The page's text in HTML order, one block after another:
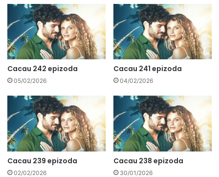
Cacau 242 epizoda
05/02/2026
Cacau 241 epizoda
04/02/2026
Cacau 239 epizoda
02/02/2026
Cacau 238 epizoda
30/01/2026